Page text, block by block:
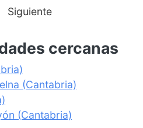
Siguiente
cercanas
(Cantabria)
(Cantabria)